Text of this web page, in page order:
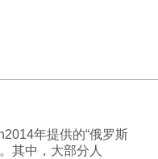
年提供的“俄罗斯
其中，大部分人